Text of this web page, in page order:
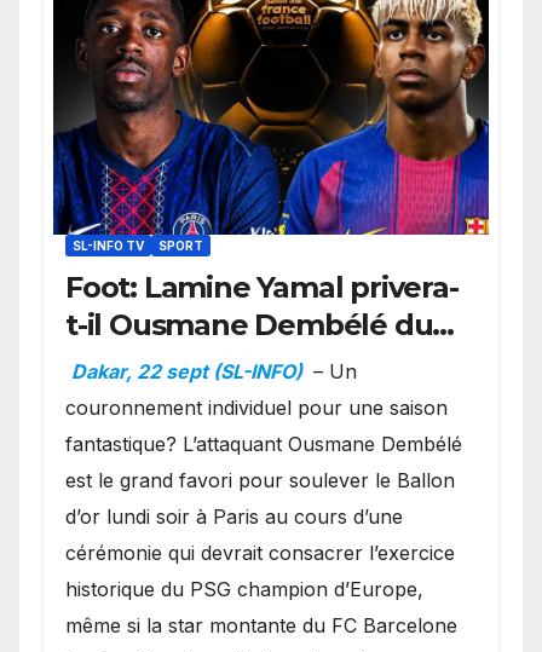
SL-INFO TV SPORT
Foot: Lamine Yamal privera-
t-il Ousmane Dembélé du
Ballon d’or ?
Dakar, 22 sept (SL-INFO) – Un
couronnement individuel pour une saison
fantastique? L’attaquant Ousmane Dembélé
est le grand favori pour soulever le Ballon
d’or lundi soir à Paris au cours d’une
cérémonie qui devrait consacrer l’exercice
historique du PSG champion d’Europe,
même si la star montante du FC Barcelone